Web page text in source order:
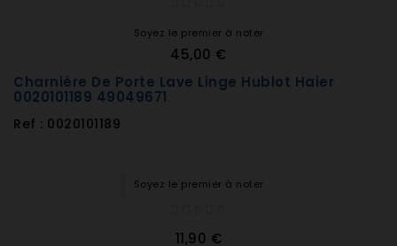
Soyez le premier à noter
45,00 €
Charnière De Porte Lave Linge Hublot Haier
0020101189 49049671
Ref : 0020101189
Soyez le premier à noter
11,90 €